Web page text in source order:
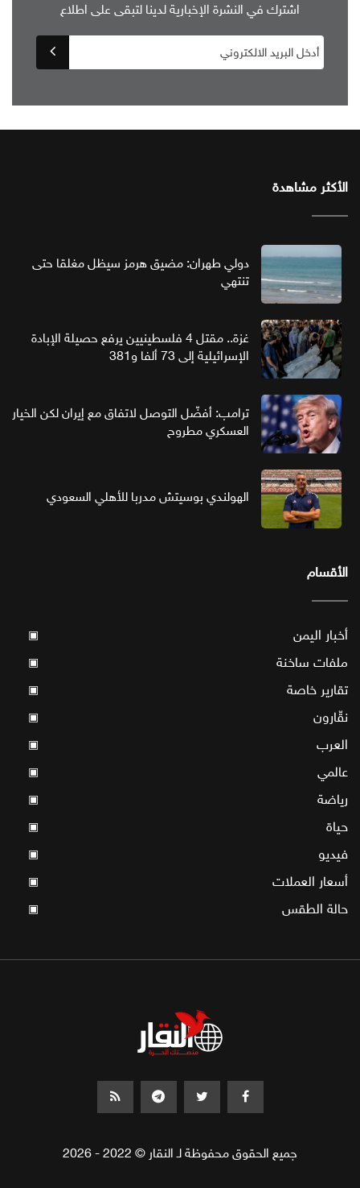
اشترك في النشرة الإخبارية لدينا لتبقى على اطلاع
الأكثر مشاهدة
دولي طهران: مضيق هرمز سيظل مغلقا حتى
تنتهي
غزة.. مقتل 4 فلسطينيين يرفع حصيلة الإبادة
الإسرائيلية إلى 73 ألفا و381
ترامب: أفضّل التوصل لاتفاق مع إيران لكن الخيار
العسكري مطروح
الهولندي بوسيتش مدربا للأهلي السعودي
الأقسام
أخبار اليمن ▣
ملفات ساخنة ▣
تقارير خاصة ▣
نقّارون ▣
العرب ▣
عالمي ▣
رياضة ▣
حياة ▣
فيديو ▣
أسعار العملات ▣
حالة الطقس ▣
جميع الحقوق محفوظة لـ النقار © 2022 - 2026